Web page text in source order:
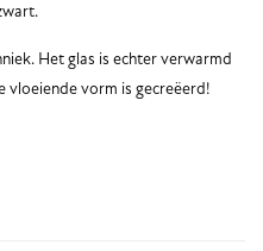
Het glas is echter verwarmd
vloeiende vorm is gecreëerd!